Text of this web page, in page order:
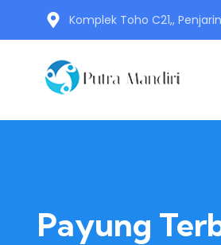
Komplek Toho C21,,
Payung